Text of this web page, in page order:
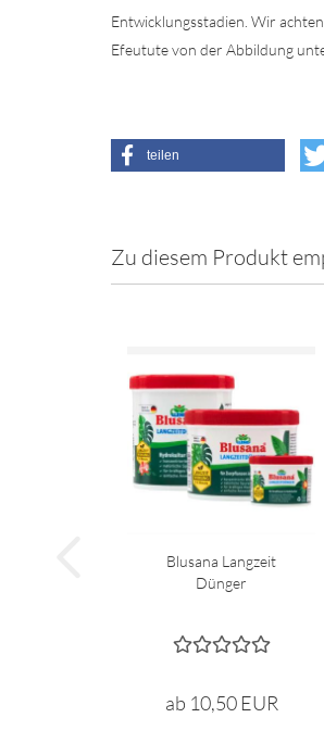
Entwicklungsstadien. Wir
Efeutute von der Abbildung
teilen
Zu diesem Produkt
Blusana Langzeit
Dünger
ab 10,50 EUR